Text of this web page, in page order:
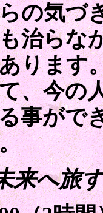
の気づ
治らな
ります
、今の
事がで
来へ旅